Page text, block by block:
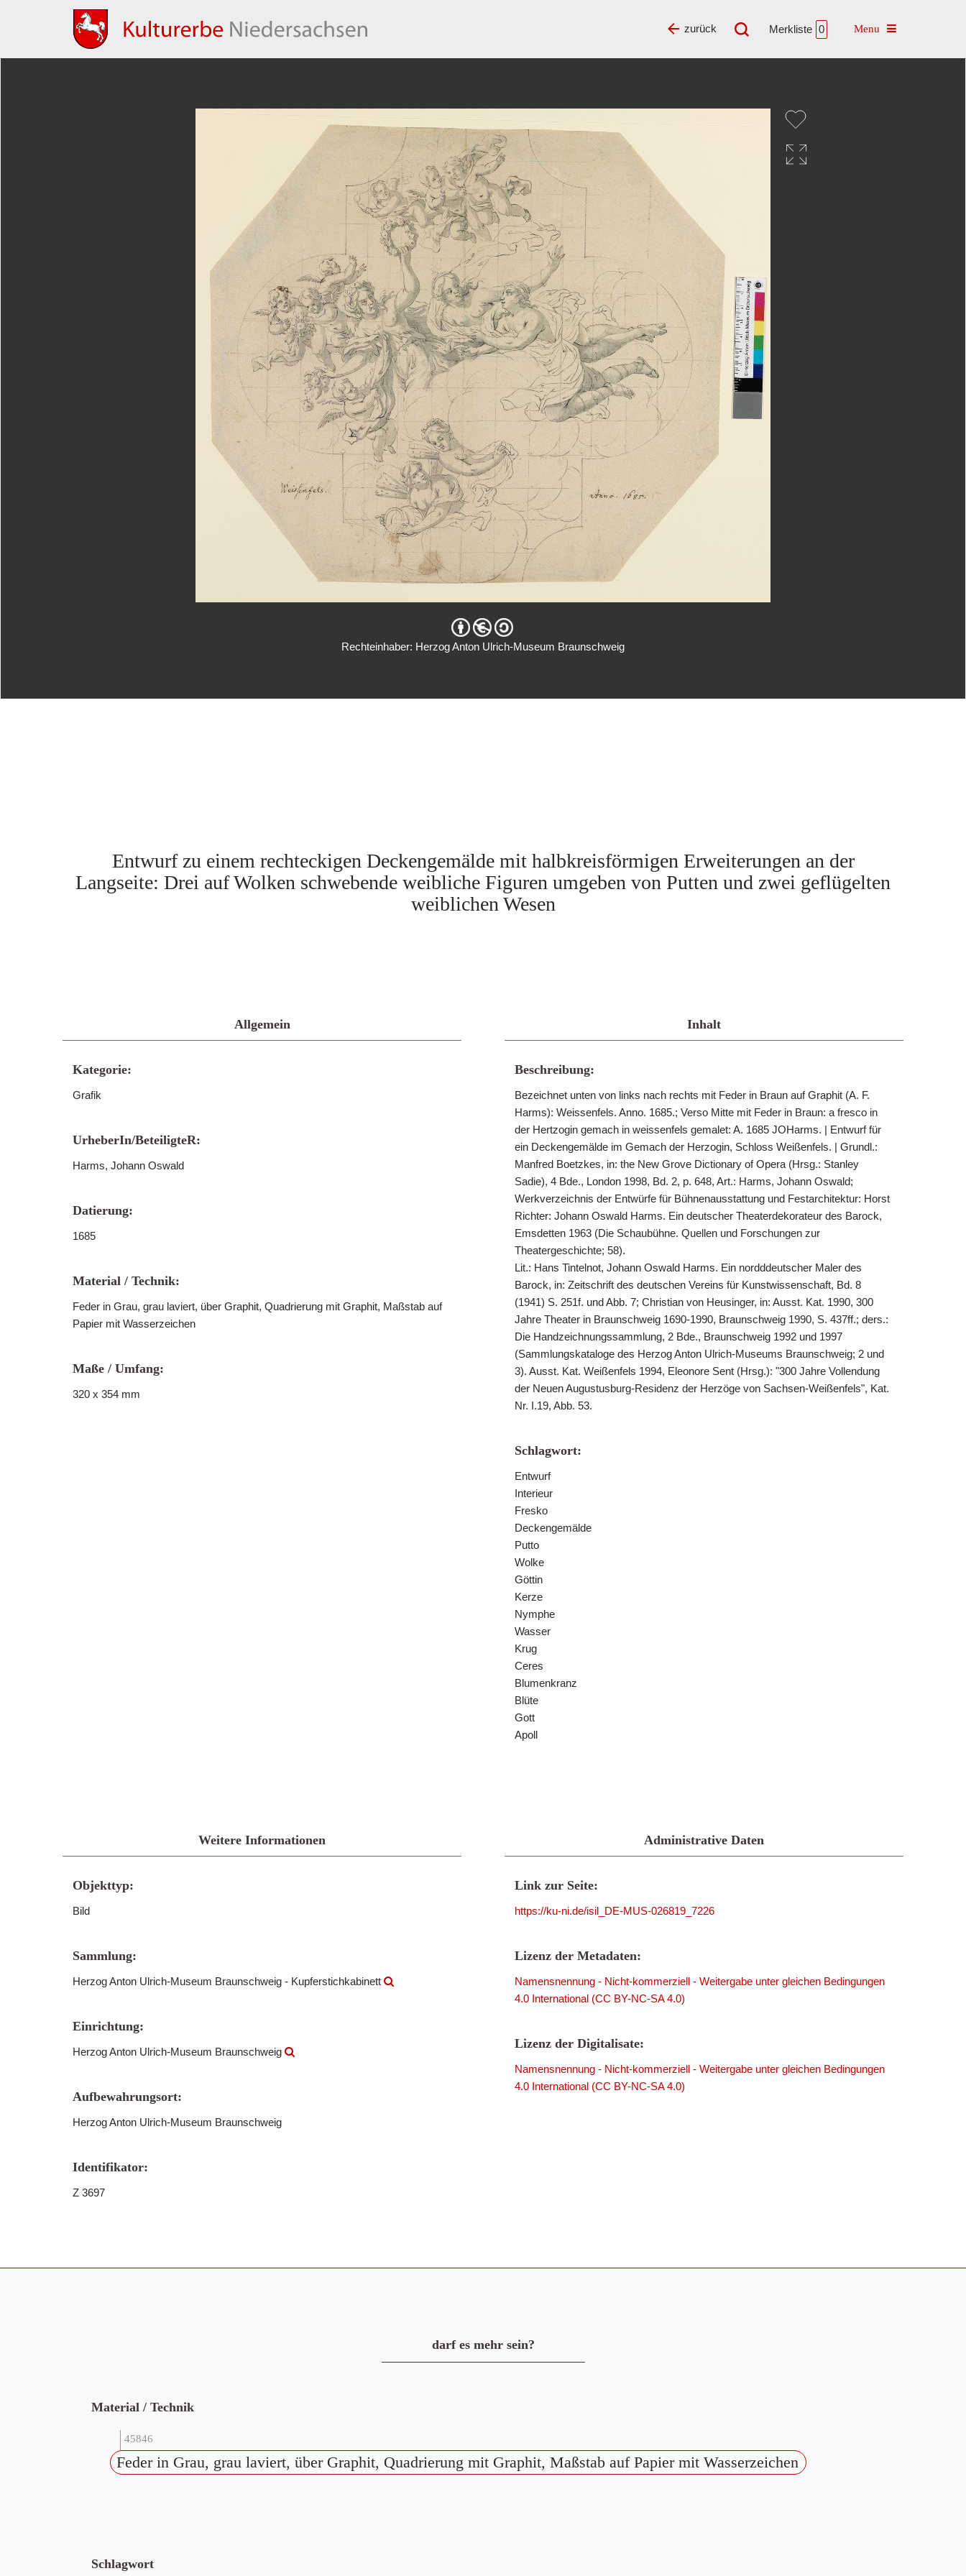
Merkliste 0 Toggle navigation
zurück
Rechteinhaber: Herzog Anton Ulrich-Museum Braunschweig
Entwurf zu einem rechteckigen Deckengemälde mit halbkreisförmigen Erweiterungen an der
Langseite: Drei auf Wolken schwebende weibliche Figuren umgeben von Putten und zwei geflügelten
weiblichen Wesen
Allgemein
Kategorie:
Grafik
UrheberIn/BeteiligteR:
Harms, Johann Oswald
Datierung:
1685
Material / Technik:
Feder in Grau, grau laviert, über Graphit, Quadrierung mit Graphit, Maßstab auf
Papier mit Wasserzeichen
Maße / Umfang:
320 x 354 mm
Inhalt
Beschreibung:
Bezeichnet unten von links nach rechts mit Feder in Braun auf Graphit (A. F.
Harms): Weissenfels. Anno. 1685.; Verso Mitte mit Feder in Braun: a fresco in
der Hertzogin gemach in weissenfels gemalet: A. 1685 JOHarms. | Entwurf für
ein Deckengemälde im Gemach der Herzogin, Schloss Weißenfels. | Grundl.:
Manfred Boetzkes, in: the New Grove Dictionary of Opera (Hrsg.: Stanley
Sadie), 4 Bde., London 1998, Bd. 2, p. 648, Art.: Harms, Johann Oswald;
Werkverzeichnis der Entwürfe für Bühnenausstattung und Festarchitektur: Horst
Richter: Johann Oswald Harms. Ein deutscher Theaterdekorateur des Barock,
Emsdetten 1963 (Die Schaubühne. Quellen und Forschungen zur
Theatergeschichte; 58).
Lit.: Hans Tintelnot, Johann Oswald Harms. Ein nordddeutscher Maler des
Barock, in: Zeitschrift des deutschen Vereins für Kunstwissenschaft, Bd. 8
(1941) S. 251f. und Abb. 7; Christian von Heusinger, in: Ausst. Kat. 1990, 300
Jahre Theater in Braunschweig 1690-1990, Braunschweig 1990, S. 437ff.; ders.:
Die Handzeichnungssammlung, 2 Bde., Braunschweig 1992 und 1997
(Sammlungskataloge des Herzog Anton Ulrich-Museums Braunschweig; 2 und
3). Ausst. Kat. Weißenfels 1994, Eleonore Sent (Hrsg.): "300 Jahre Vollendung
der Neuen Augustusburg-Residenz der Herzöge von Sachsen-Weißenfels", Kat.
Nr. I.19, Abb. 53.
Schlagwort:
Entwurf
Interieur
Fresko
Deckengemälde
Putto
Wolke
Göttin
Kerze
Nymphe
Wasser
Krug
Ceres
Blumenkranz
Blüte
Gott
Apoll
Weitere Informationen
Objekttyp:
Bild
Sammlung:
Herzog Anton Ulrich-Museum Braunschweig - Kupferstichkabinett
Einrichtung:
Herzog Anton Ulrich-Museum Braunschweig
Aufbewahrungsort:
Herzog Anton Ulrich-Museum Braunschweig
Identifikator:
Z 3697
Administrative Daten
Link zur Seite:
https://ku-ni.de/isil_DE-MUS-026819_7226
Lizenz der Metadaten:
Namensnennung - Nicht-kommerziell - Weitergabe unter gleichen Bedingungen
4.0 International (CC BY-NC-SA 4.0)
Lizenz der Digitalisate:
Namensnennung - Nicht-kommerziell - Weitergabe unter gleichen Bedingungen
4.0 International (CC BY-NC-SA 4.0)
darf es mehr sein?
Material / Technik
45846
Feder in Grau, grau laviert, über Graphit, Quadrierung mit Graphit, Maßstab auf Papier mit Wasserzeichen
Schlagwort